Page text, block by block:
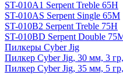
ST-010A1 Serpent Treble 65H
ST-010AS Serpent Single 65M
ST-010B2 Serpent Treble 75H
ST-010BD Serpent Double
Пилкеры Cyber Jig
Пилкер Cyber Jig, 30 мм, 3
Пилкер Cyber Jig, 35 мм, 5